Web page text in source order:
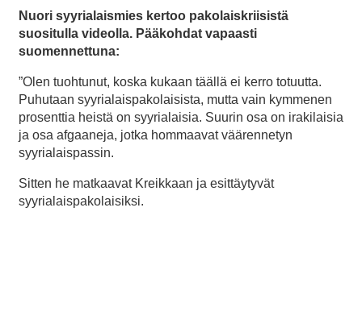
Nuori syyrialaismies kertoo pakolaiskriisistä
suositulla videolla. Pääkohdat vapaasti
suomennettuna:
”Olen tuohtunut, koska kukaan täällä ei kerro totuutta.
Puhutaan syyrialaispakolaisista, mutta vain kymmenen
prosenttia heistä on syyrialaisia. Suurin osa on irakilaisia
ja osa afgaaneja, jotka hommaavat väärennetyn
syyrialaispassin.
Sitten he matkaavat Kreikkaan ja esittäytyvät
syyrialaispakolaisiksi.